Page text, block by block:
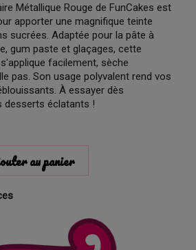
Métallique Rouge de FunCakes est
apporter une magnifique teinte
sucrées. Adaptée pour la pâte à
gum paste et glaçages, cette
facilement, sèche
pas. Son usage polyvalent rend vos
À essayer dès
desserts éclatants !
au panier